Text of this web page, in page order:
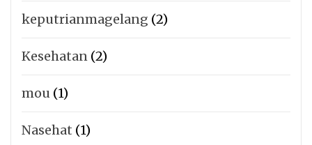
keputrianmagelang (2)
Kesehatan (2)
mou (1)
Nasehat (1)